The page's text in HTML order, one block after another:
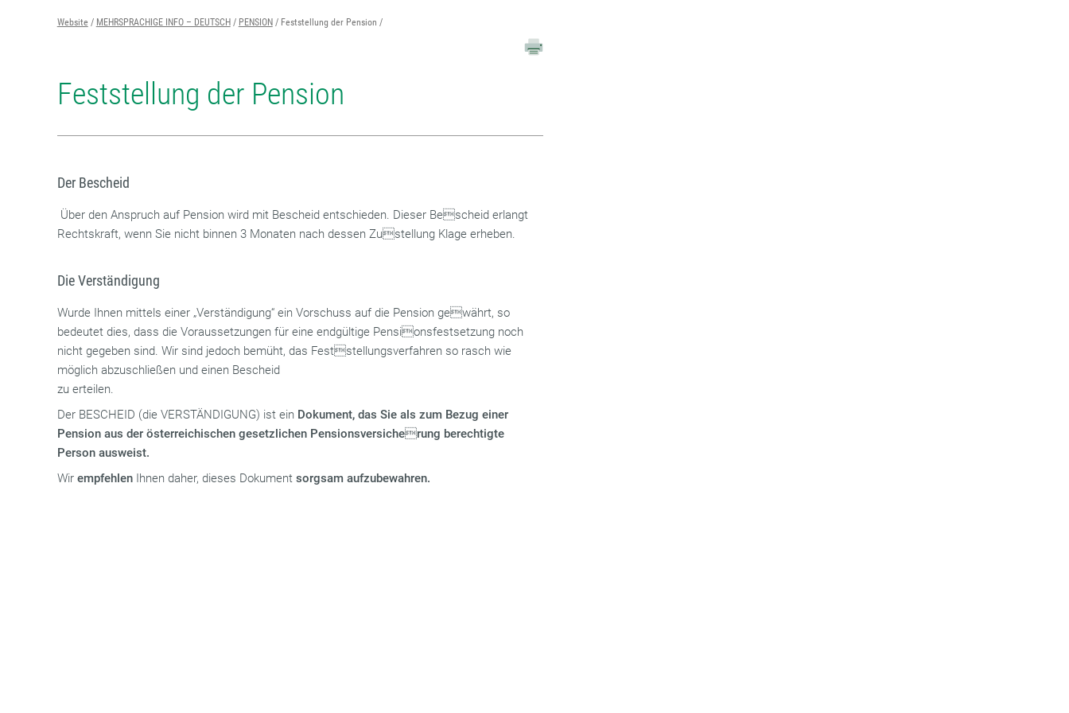
Website MEHRSPRACHIGE INFO – DEUTSCH PENSION Feststellung der Pension
Feststellung der Pension
Der Bescheid
Über den Anspruch auf Pension wird mit Bescheid entschieden. Dieser Bescheid erlangt
Rechtskraft, wenn Sie nicht binnen 3 Monaten nach dessen Zustellung Klage erheben.
Die Verständigung
Wurde Ihnen mittels einer „Verständigung“ ein Vorschuss auf die Pension gewährt, so
bedeutet dies, dass die Voraussetzungen für eine endgültige Pensionsfestsetzung noch
nicht gegeben sind. Wir sind jedoch bemüht, das Feststellungsverfahren so rasch wie
möglich abzuschließen und einen Bescheid
zu erteilen.
Der BESCHEID (die VERSTÄNDIGUNG) ist ein Dokument, das Sie als zum Bezug einer
Pension aus der österreichischen gesetzlichen Pensionsversicherung berechtigte
Person ausweist.
Wir empfehlenIhnen daher, dieses Dokument sorgsam aufzubewahren.